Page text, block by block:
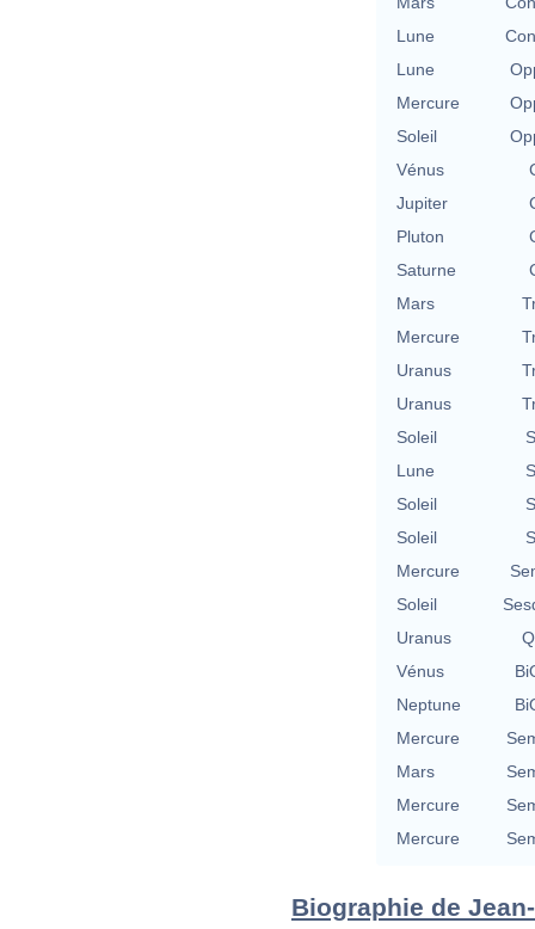
Lune
Lune
Mercure
Soleil
Vénus
Jupiter
Pluton
Saturne
Mars
Mercure
Uranus
Uranus
Soleil
Lune
Soleil
Soleil
Mercure
Soleil
Uranus
Vénus
Neptune
Mercure
Mars
Mercure
Mercure
Biographie de